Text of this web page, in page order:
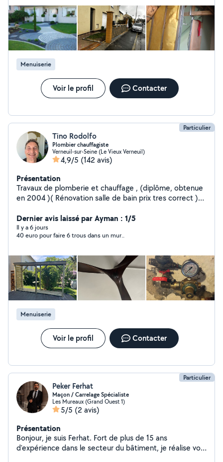
encore ici et te recommande à qui veut un professionnel de
qualité.
Menuiserie
Voir le profil Contacter
Particulier
Tino Rodolfo
Plombier chauffagiste
Verneuil-sur-Seine (Le Vieux Verneuil)
4,9/5 (142 avis)
Présentation
Travaux de plomberie et chauffage , (diplôme, obtenue
en 2004 )( Rénovation salle de bain prix tres correct )
entretien sanibroyeur ou changement .changement de
radiateur changement de ballon (cumulus)'pose
ameublement étagères perçage luminaires , tringles à
,changement de robinet d'évier, petit maçonnerie ,petit
travaux l'électrique petit travaux intérieur extérieure
pose meuble suspendu /é/ cylindre de porte (peinture
rafraîchissement,) ext . expérience dans le BTP 20 ans
pour l'hygiène, des toilettes plus besoin de papier
toilette, un jet nettoie les deux parties intimes plus
besoin de douchette ou de bouteilles d'eau dans les
toilettes. et sa fonctionne vraiment bien devis à la
demande prix très attractif voir mes photo Merci d'avoir
regardé ma page
Dernier avis laissé par Ayman : 1/5
Il y a 6 jours
40 euro pour faire 6 trous dans un mur..
Menuiserie
Voir le profil Contacter
Particulier
Peker Ferhat
Maçon / Carrelage Spécialiste
Les Mureaux (Grand Ouest 1)
5/5 (2 avis)
Présentation
Bonjour, je suis Ferhat. Fort de plus de 15 ans
d'expérience dans le secteur du bâtiment, je réalise vos